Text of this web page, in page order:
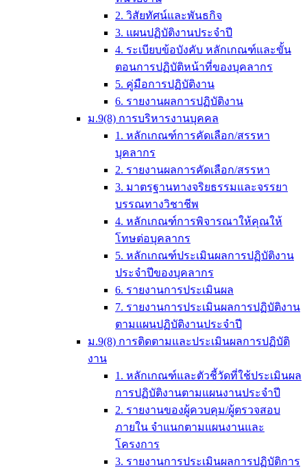
2. วิสัยทัศน์และพันธกิจ
3. แผนปฏิบัติงานประจำปี
4. ระเบียบข้อบังคับ หลักเกณฑ์และขั้น
ตอนการปฏิบัติหน้าที่ของบุคลากร
5. คู่มือการปฏิบัติงาน
6. รายงานผลการปฏิบัติงาน
ม.9(8) การบริหารงานบุคคล
1. หลักเกณฑ์การคัดเลือก/สรรหา
บุคลากร
2. รายงานผลการคัดเลือก/สรรหา
3. มาตรฐานทางจริยธรรมและจรรยา
บรรณทางวิชาชีพ
4. หลักเกณฑ์การพิจารณาให้คุณให้
โทษต่อบุคลากร
5. หลักเกณฑ์ประเมินผลการปฏิบัติงาน
ประจำปีของบุคลากร
6. รายงานการประเมินผล
7. รายงานการประเมินผลการปฏิบัติงาน
ตามแผนปฏิบัติงานประจำปี
ม.9(8) การติดตามและประเมินผลการปฏิบัติ
งาน
1. หลักเกณฑ์และตัวชี้วัดที่ใช้ประเมินผล
การปฏิบัติงานตามแผนงานประจำปี
2. รายงานของผู้ควบคุม/ผู้ตรวจสอบ
ภายใน จำแนกตามแผนงานและ
โครงการ
3. รายงานการประเมินผลการปฏิบัติการ